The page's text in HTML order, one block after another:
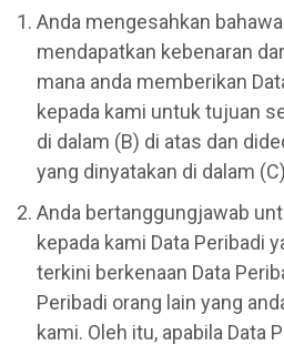
Anda mengesahkan
mendapatkan kebenaran
mana anda memberikan
kepada kami untuk tujuan
di dalam (B) di atas dan
yang dinyatakan di dalam
Anda bertanggungjawab
kepada kami Data Peribadi
terkini berkenaan Data
Peribadi orang lain yang
kami. Oleh itu, apabila Data